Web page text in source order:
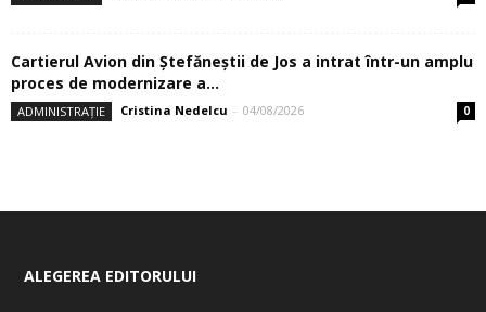
Cartierul Avion din Ştefăneştii de Jos a intrat într-un amplu
proces de modernizare a...
ADMINISTRAȚIE Cristina Nedelcu - 04/08/2026 0
ALEGEREA EDITORULUI